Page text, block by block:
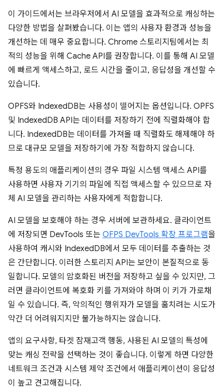
이 가이드에서는 브라우저에서 AI 모델을 효과적으로 캐싱하는
다양한 방법을 살펴봤습니다. 이는 앱의 사용자 환경과 성능을
개선하는 데 매우 중요합니다. Chrome 스토리지팀에서는 최
적의 성능을 위해 Cache API를 권장합니다. 이를 통해 AI 모델
에 빠르게 액세스하고, 로드 시간을 줄이고, 응답성을 개선할 수
있습니다.
OPFS와 IndexedDB는 사용성이 떨어지는 옵션입니다. OPFS
및 IndexedDB API는 데이터를 저장하기 전에 직렬화해야 합
니다. IndexedDB는 데이터를 가져올 때 직렬화도 해제해야 하
므로 대규모 모델을 저장하기에 가장 적합하지 않습니다.
특정 용도의 애플리케이션의 경우 파일 시스템 액세스 API를
사용하면 사용자 기기의 파일에 직접 액세스할 수 있으므로 자
체 AI 모델을 관리하는 사용자에게 적합합니다.
AI 모델을 보호해야 하는 경우 서버에 보관하세요. 클라이언트
에 저장되면 DevTools 또는 OFPS DevTools 확장 프로그램을
사용하여 캐시와 IndexedDB에서 모두 데이터를 추출하는 것
은 간단합니다. 이러한 스토리지 API는 보안이 본질적으로 동
일합니다. 모델의 암호화된 버전을 저장하고 싶을 수 있지만, 그
러면 클라이언트에 복호화 키를 가져와야 하며 이 키가 가로채
일 수 있습니다. 즉, 악의적인 행위자가 모델을 훔치려는 시도가
약간 더 어려워지지만 불가능하지는 않습니다.
앱의 요구사항, 타겟 잠재고객 행동, 사용된 AI 모델의 특성에
맞는 캐싱 전략을 선택하는 것이 좋습니다. 이렇게 하면 다양한
네트워크 조건과 시스템 제약 조건에서 애플리케이션이 응답성
이 높고 견고해집니다.